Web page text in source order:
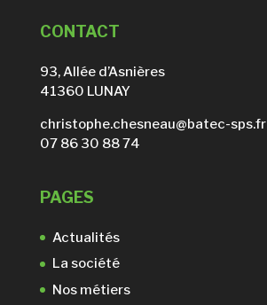
CONTACT
93, Allée d’Asnières
41360 LUNAY
christophe.chesneau@batec-sps.fr
07 86 30 88 74
PAGES
Actualités
La société
Nos métiers